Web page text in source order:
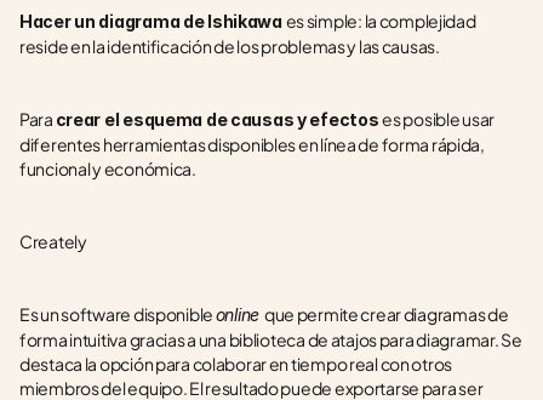
Hacer un diagrama de Ishikawa es simple: la complejidad
reside en la identificación de los problemas y las causas.
Para crear el esquema de causas y efectos es posible usar
diferentes herramientas disponibles en línea de forma rápida,
funcional y económica.
Creately
Es un software disponible online que permite crear diagramas de
forma intuitiva gracias a una biblioteca de atajos para diagramar. Se
destaca la opción para colaborar en tiempo real con otros
miembros del equipo. El resultado puede exportarse para ser